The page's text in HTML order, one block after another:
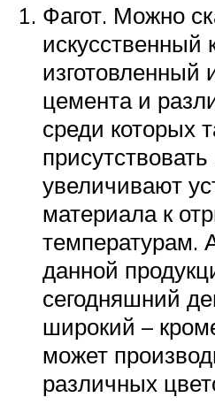
Фагот. Можно
искусственный
изготовленный
цемента и
среди которых
увеличивают
материала к
температурам.
данной
сегодняшний
широкий –
может
различных